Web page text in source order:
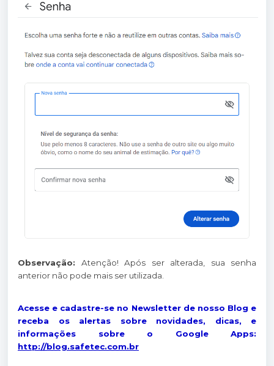
Observação: Atenção! Após ser alterada, sua senha
anterior não pode mais ser utilizada.
Acesse e cadastre-se no Newsletter de nosso Blog e
receba os alertas sobre novidades, dicas, e
informações sobre o Google Apps:
http://blog.safetec.com.br